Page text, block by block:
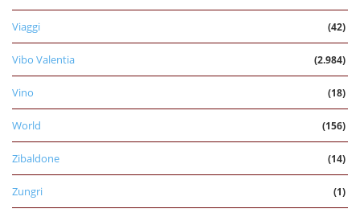
Viaggi (42)
Vibo Valentia (2.984)
Vino (18)
World (156)
Zibaldone (14)
Zungri (1)